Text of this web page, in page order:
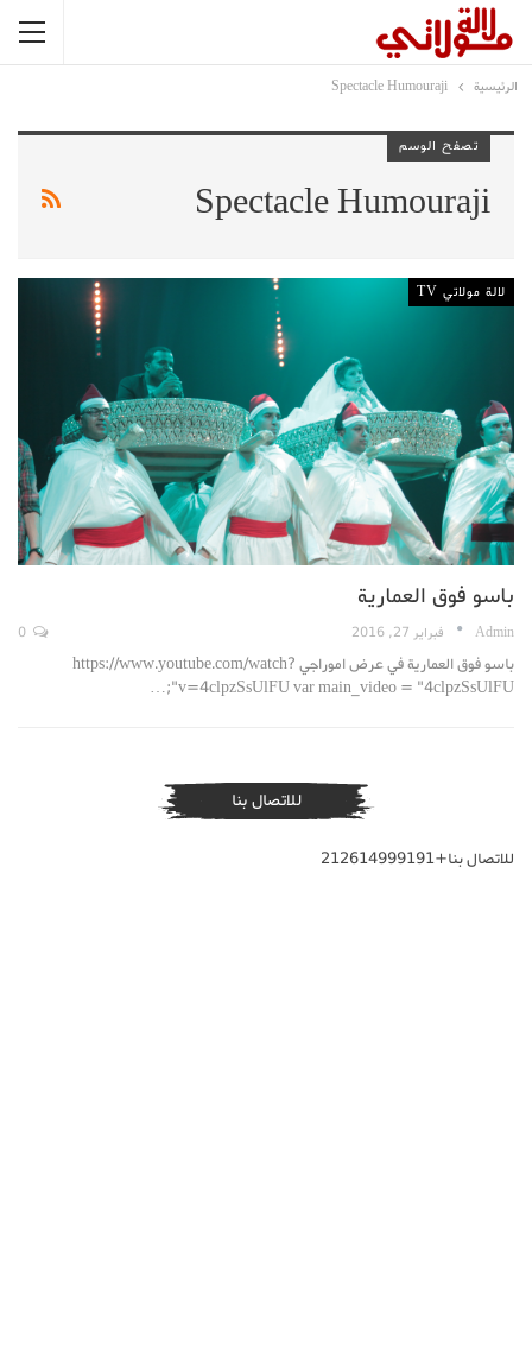
الرئيسية Spectacle Humouraji
تصفح الوسم
Spectacle Humouraji
لالة مولاتي TV
باسو فوق العمارية
Admin فبراير 27, 2016
باسو فوق العمارية في عرض اموراجي https://www.youtube.com/watch?
v=4clpzSsUlFU var main_video = "4clpzSsUlFU";…
للاتصال بنا
للاتصال بنا+212614999191